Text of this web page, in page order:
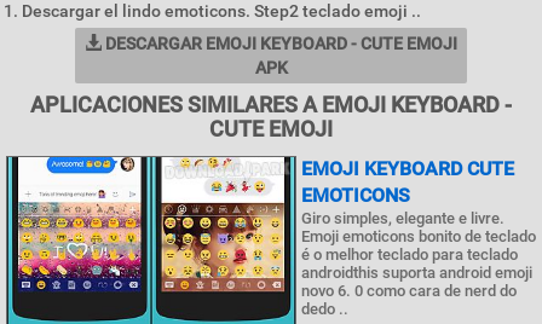
1. Descargar el lindo emoticons. Step2 teclado emoji ..
DESCARGAR EMOJI KEYBOARD - CUTE EMOJI
APK
APLICACIONES SIMILARES A EMOJI KEYBOARD -
CUTE EMOJI
EMOJI KEYBOARD CUTE
EMOTICONS
Giro simples, elegante e livre.
Emoji emoticons bonito de teclado
é o melhor teclado para teclado
androidthis suporta android emoji
novo 6. 0 como cara de nerd do
dedo ..